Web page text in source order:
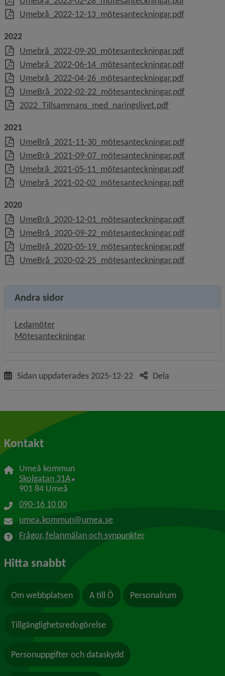
Umebrå_2022-12-13_mötesanteckningar.pdf, 158.4
2022
Umebrå_2022-09-20_mötesanteckningar.pdf, 157.2
Umebrå_2022-06-14_mötesanteckningar.pdf, 162.3
Umebrå_2022-04-26_mötesanteckningar.pdf, 151.8
UmeBrå_2022-02-22_mötesanteckningar.pdf, 177.3
2022_Tillsammans_med_naringslivet.pdf, 1.9 MB,
2021
UmeBrå_2021-11-30_mötesanteckningar.pdf, 172.3
UmeBrå_2021-09-07_mötesanteckningar.pdf, 161.9
Umebrå_2021-05-11_mötesanteckningar.pdf, 165.8
Umebrå_2021-02-02_mötesanteckningar.pdf, 201 kB,
2020
UmeBrå_2020-12-01_mötesanteckningar.pdf, 129.6
UmeBrå_2020-09-22_mötesanteckningar.pdf, 90.9 kB,
UmeBrå_2020-05-19_mötesanteckningar.pdf, 84.4 kB,
UmeBrå_2020-02-25_mötesanteckningar.pdf, 133.4
Andra sidor
Ledamöter
Mötesanteckningar
Sidan uppdaterades 2025-12-22 Dela
Kontakt
Umeå kommun
Skolgatan 31A Länk till annan webbplats, öppnas i nytt
901 84 Umeå
090-16 10 00
umea.kommun@umea.se
Frågor, felanmälan och synpunkter
Hitta snabbt
Om webbplatsen A till Ö Personalrum
Tillgänglighetsredogörelse
Personuppgifter och dataskydd